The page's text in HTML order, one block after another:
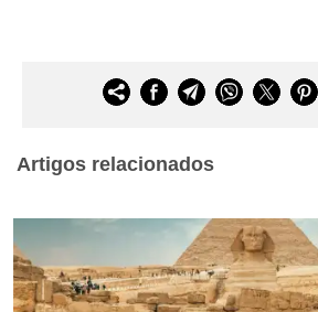
Artigos relacionados